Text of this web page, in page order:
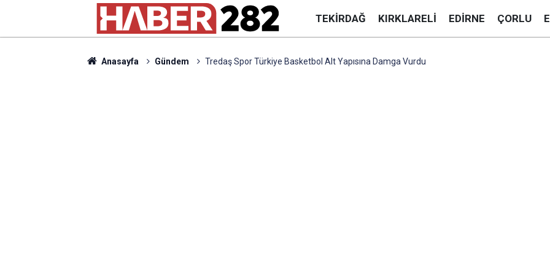
TEKIRDAĞ KIRKLARELI EDIRNE ÇORLU
Anasayfa Gündem Tredaş Spor Türkiye Basketbol Alt Yapısına Damga Vurdu